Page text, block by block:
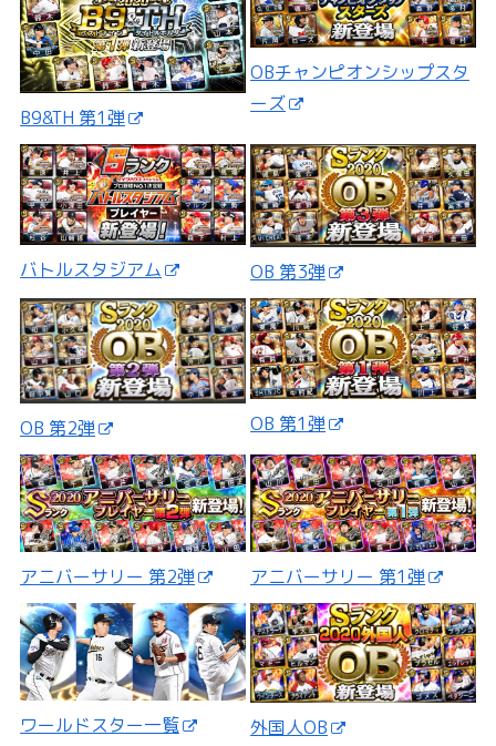
B9&TH 第1弾
OBチャンピオンシップスタ
ーズ
バトルスタジアム OB 第3弾
OB 第2弾 OB 第1弾
アニバーサリー 第2弾 アニバーサリー 第1弾
ワールドスター一覧 外国人OB